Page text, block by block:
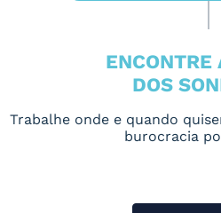
ENCONTRE
DOS
Trabalhe onde e quando
burocracia